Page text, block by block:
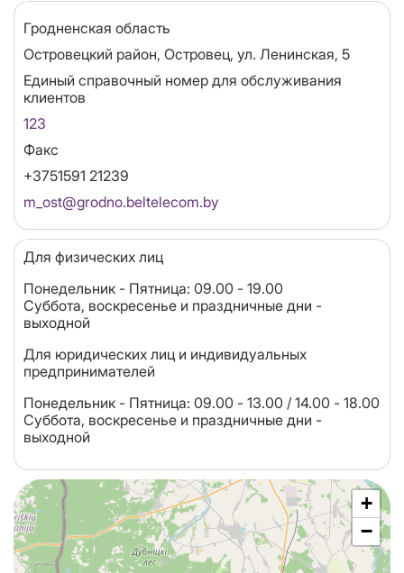
Область
Гродненская область
Адрес
Островецкий район, Островец, ул. Ленинская, 5
Единый справочный номер для обслуживания
клиентов
123
Факс
+3751591 21239
Email
m_ost@grodno.beltelecom.by
Для физических лиц
Понедельник - Пятница: 09.00 - 19.00
Суббота, воскресенье и праздничные дни -
выходной
Для юридических лиц и индивидуальных
предпринимателей
Понедельник - Пятница: 09.00 - 13.00 / 14.00 - 18.00
Суббота, воскресенье и праздничные дни -
выходной
+
−